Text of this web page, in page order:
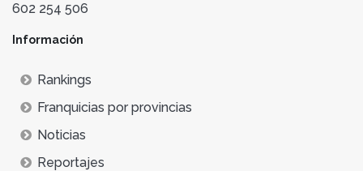
602 254 506
Información
Rankings
Franquicias por provincias
Noticias
Reportajes